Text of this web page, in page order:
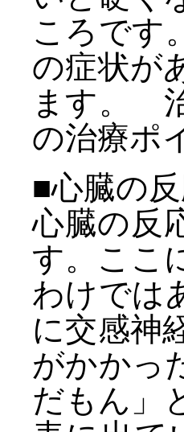
ころです
の症状が
ます。
の治療ポ
■心臓の
心臓の反
す。ここ
わけでは
に交感神
がかかっ
だもん」